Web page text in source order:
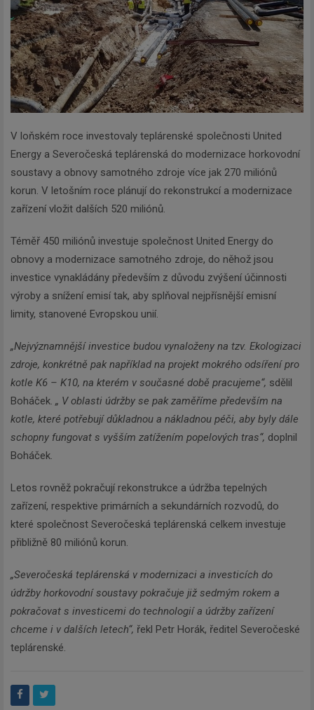
V loňském roce investovaly teplárenské společnosti United
Energy a Severočeská teplárenská do modernizace horkovodní
soustavy a obnovy samotného zdroje více jak 270 miliónů
korun. V letošním roce plánují do rekonstrukcí a modernizace
zařízení vložit dalších 520 miliónů.
Téměř 450 miliónů investuje společnost United Energy do
obnovy a modernizace samotného zdroje, do něhož jsou
investice vynakládány především z důvodu zvýšení účinnosti
výroby a snížení emisí tak, aby splňoval nejpřísnější emisní
limity, stanovené Evropskou unií.
„Nejvýznamnější investice budou vynaloženy na tzv. Ekologizaci
zdroje, konkrétně pak například na projekt mokrého odsíření pro
kotle K6 – K10, na kterém v současné době pracujeme“, sdělil
Boháček. „ V oblasti údržby se pak zaměříme především na
kotle, které potřebují důkladnou a nákladnou péči, aby byly dále
schopny fungovat s vyšším zatížením popelových tras“, doplnil
Boháček.
Letos rovněž pokračují rekonstrukce a údržba tepelných
zařízení, respektive primárních a sekundárních rozvodů, do
které společnost Severočeská teplárenská celkem investuje
přibližně 80 miliónů korun.
„Severočeská teplárenská v modernizaci a investicích do
údržby horkovodní soustavy pokračuje již sedmým rokem a
pokračovat s investicemi do technologií a údržby zařízení
chceme i v dalších letech“, řekl Petr Horák, ředitel Severočeské
teplárenské.